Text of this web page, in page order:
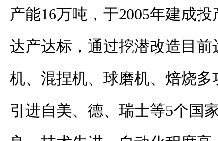
产能16万吨，于2005年建成投
达产达标，通过挖潜改造目前
机、混捏机、球磨机、焙烧
引进自美、德、瑞士等5个国